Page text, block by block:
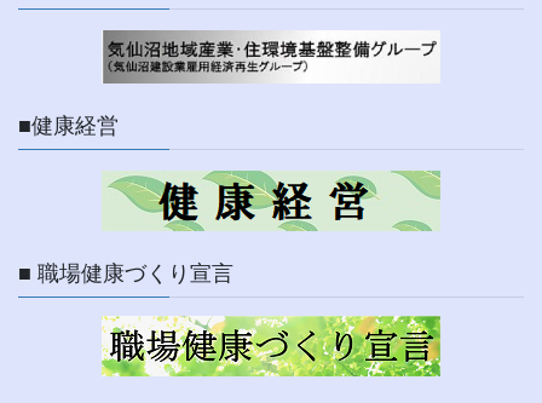
■健康経営
■ 職場健康づくり宣言